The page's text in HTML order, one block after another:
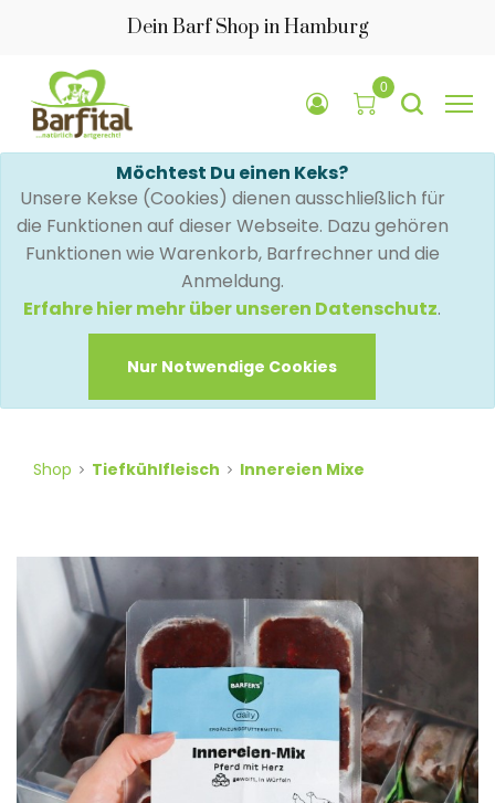
Dein Barf Shop in Hamburg
0
Möchtest Du einen Keks?
Unsere Kekse (Cookies) dienen ausschließlich für
die Funktionen auf dieser Webseite. Dazu gehören
Funktionen wie Warenkorb, Barfrechner und die
Anmeldung.
Erfahre hier mehr über unseren Datenschutz.
Nur Notwendige Cookies
Shop Tiefkühlfleisch Innereien Mixe